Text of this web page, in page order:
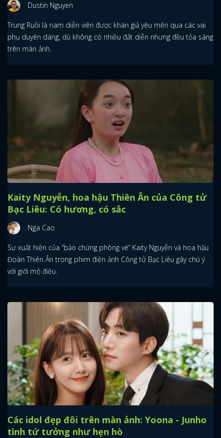
Dustin Nguyen
Trung Ruồi là nam diễn viên được khán giả yêu mến qua các vai
phụ duyên dáng, dù không có nhiều đất diễn nhưng đều tỏa sáng
trên màn ảnh.
Kaity Nguyễn, hoa hậu Thiên Ân của Công tử
Bạc Liêu: Có hương, có sắc
Nga Cao
Sự xuất hiện của “bảo chứng phòng vé” Kaity Nguyễn và hoa hậu
Đoàn Thiên Ân trong phim điện ảnh Công tử Bạc Liêu gây chú ý
với giới mộ điệu.
Các idol đẹp đôi trên màn ảnh: Yoona - Junho
tình tứ tưởng như hẹn hò